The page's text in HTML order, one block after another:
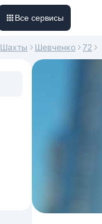
Все сервисы
Шахты Шевченко 72